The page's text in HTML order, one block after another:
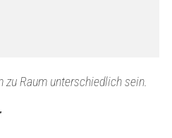
zu Raum unterschiedlich sein.